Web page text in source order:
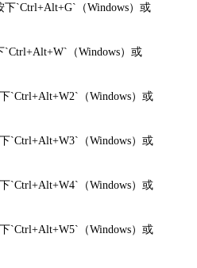
`Ctrl+Alt+G`（Windows）或
（Windows）或
`Ctrl+Alt+W2`（Windows）或
`Ctrl+Alt+W3`（Windows）或
`Ctrl+Alt+W4`（Windows）或
`Ctrl+Alt+W5`（Windows）或